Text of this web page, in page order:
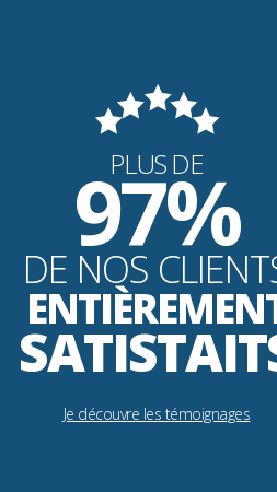
PLUS DE
97%
DE NOS
Je découvre les témoignages